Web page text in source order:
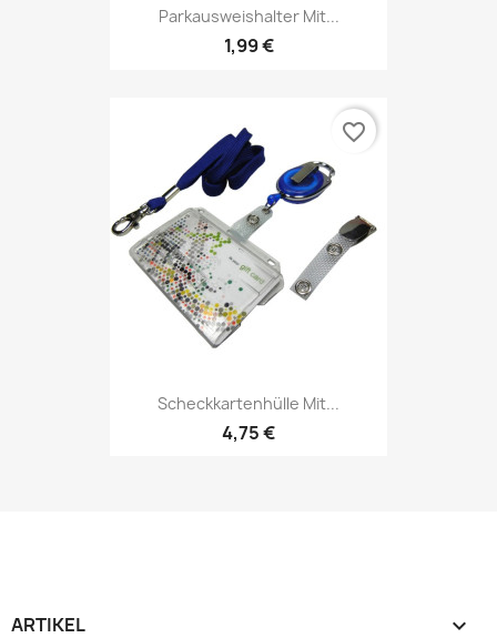
Parkausweishalter Mit...
1,99 €
Scheckkartenhülle Mit...
4,75 €
favorite_border
ARTIKEL 